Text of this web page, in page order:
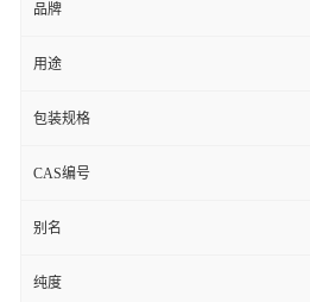
品牌
用途
包装规格
CAS编号
别名
纯度